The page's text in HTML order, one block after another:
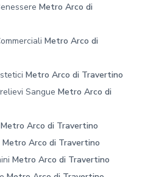
Metro Arco di
Metro Arco di
Metro Arco di Travertino
Sangue Metro Arco di
Metro Arco di Travertino
Metro Arco di Travertino
Metro Arco di Travertino